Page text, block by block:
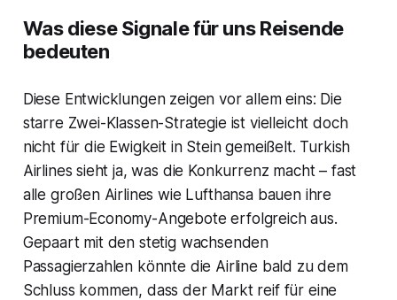
Was diese Signale für uns Reisende
bedeuten
Diese Entwicklungen zeigen vor allem eins: Die
starre Zwei-Klassen-Strategie ist vielleicht doch
nicht für die Ewigkeit in Stein gemeißelt. Turkish
Airlines sieht ja, was die Konkurrenz macht – fast
alle großen Airlines wie Lufthansa bauen ihre
Premium-Economy-Angebote erfolgreich aus.
Gepaart mit den stetig wachsenden
Passagierzahlen könnte die Airline bald zu dem
Schluss kommen, dass der Markt reif für eine